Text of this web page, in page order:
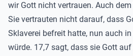
wir Gott nicht vertrauen. Auch
Sie vertrauten nicht darauf, dass
Sklaverei befreit hatte, nun auch
würde. 17,7 sagt, dass sie Gott